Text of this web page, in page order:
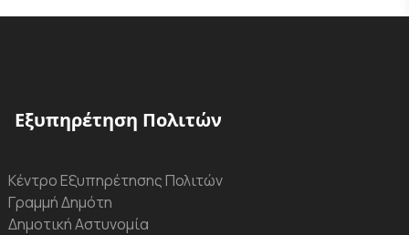
Εξυπηρέτηση Πολιτών
Κέντρο Εξυπηρέτησης Πολιτών
Γραμμή Δημότη
Δημοτική Αστυνομία